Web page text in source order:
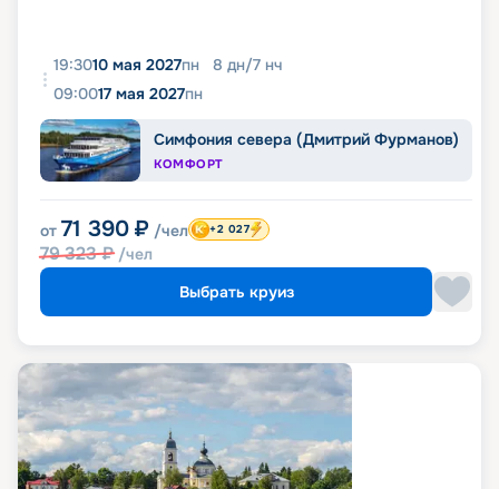
19:3010 мая 2027пн 8 дн/7 нч
09:0017 мая 2027пн
Симфония севера (Дмитрий Фурманов)
КОМФОРТ
от 71 390 ₽ /чел
79 323₽ /чел
+2 027
Выбрать круиз